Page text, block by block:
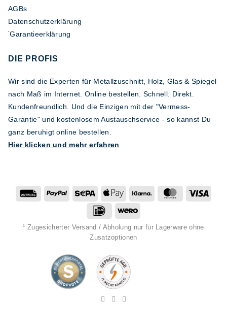
AGBs
Datenschutzerklärung
*Garantieerklärung
DIE PROFIS
Wir sind die Experten für Metallzuschnitt, Holz, Glas & Spiegel
nach Maß im Internet. Online bestellen. Schnell. Direkt.
Kundenfreundlich. Und die Einzigen mit der "Vermess-
Garantie" und kostenlosem Austauschservice - so kannst Du
ganz beruhigt online bestellen.
Hier klicken und mehr erfahren
RechungPayPal Sepa
Apple
Pay
Klarna MasterCard
IDeal Wero
1
Zugesicherter Versand / Abholung nur für Lagerware ohne
Zusatzoptionen